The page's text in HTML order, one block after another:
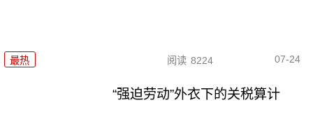
最热 阅读 8224 07-24
“强迫劳动”外衣下的关税算计